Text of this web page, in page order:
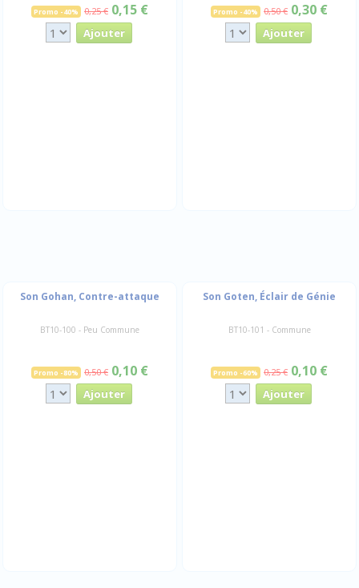
Promo -40% 0,25 € 0,15 € Promo -40% 0,50 € 0,30 €
Son Gohan, Contre-attaque
BT10-100 - Peu Commune
Promo -80% 0,50 € 0,10 €
Son Goten, Éclair de Génie
BT10-101 - Commune
Promo -60% 0,25 € 0,10 €